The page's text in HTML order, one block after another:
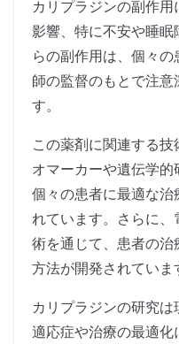
カリプラジンの副作
影響、特に不安や睡
らの副作用は、個々
師の監督のもとで注
す。
この薬剤に関連する
オマーカーや遺伝学的
個々の患者に最適な
れています。さらに
術を通じて、患者の
方法が開発されていま
カリプラジンの研究
適応症や治療の最適